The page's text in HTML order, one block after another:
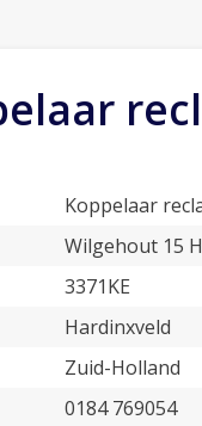
Koppelaar
Wilgehout 15
3371KE
Hardinxveld
Zuid-Holland
0184 769054